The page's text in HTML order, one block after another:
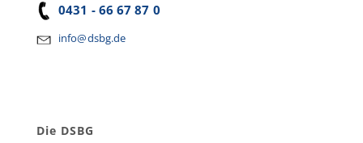
0431 - 66 67 87 0
info@dsbg.de
Die DSBG